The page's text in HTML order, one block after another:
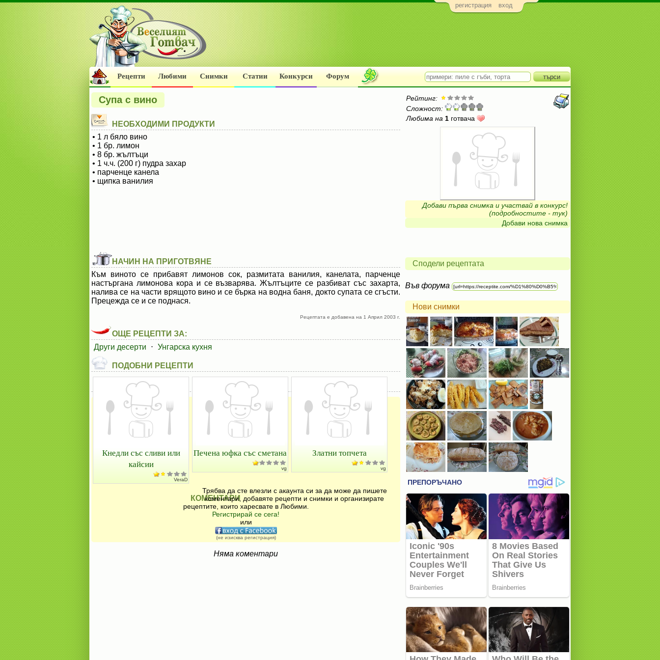
регистрация вход
Рецепти Любими Снимки Статии Конкурси Форум
Супа с вино
Рейтинг:
Сложност:
Любима на 1 готвача
Добави първа снимка и участвай в конкурс!
(подробностите - тук)
Добави нова снимка
НЕОБХОДИМИ ПРОДУКТИ
• 1 л бяло вино
• 1 бр. лимон
• 8 бр. жълтъци
• 1 ч.ч. (200 г) пудра захар
• парченце канела
• щипка ванилия
НАЧИН НА ПРИГОТВЯНЕ
Към виното се прибавят лимонов сок, размитата ванилия, канелата, парченце
настъргана лимонова кора и се възварява. Жълтъците се разбиват със захарта,
налива се на части врящото вино и се бърка на водна баня, докто супата се сгъсти.
Прецежда се и се поднася.
Рецептата е добавена на 1 Април 2003 г.
ОЩЕ РЕЦЕПТИ ЗА:
Други десерти
⋅ Унгарска кухня
ПОДОБНИ РЕЦЕПТИ
Кнедли със сливи или
кайсии
VeraD
Печена юфка със сметана
vg
Златни топчета
vg
КОМЕНТАРИ
Трябва да сте влезли с акаунта си за да може да пишете
коментари, добавяте рецепти и снимки и организирате
рецептите, които харесвате в Любими.
Регистрирай се сега!
или
(не изисква регистрация)
Няма коментари
Сподели рецептата
Във форума
Нови снимки